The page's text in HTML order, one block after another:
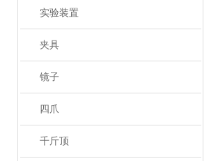
实验装置
夹具
镜子
四爪
千斤顶